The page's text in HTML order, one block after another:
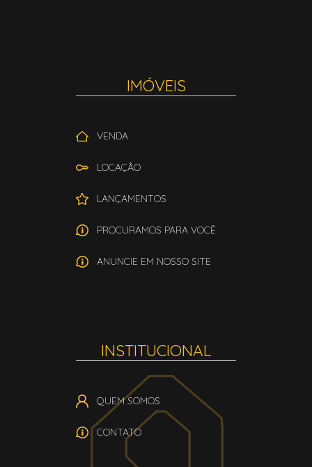
IMÓVEIS
VENDA
LOCAÇÃO
LANÇAMENTOS
PROCURAMOS PARA VOCÊ
ANUNCIE EM NOSSO SITE
INSTITUCIONAL
QUEM SOMOS
CONTATO